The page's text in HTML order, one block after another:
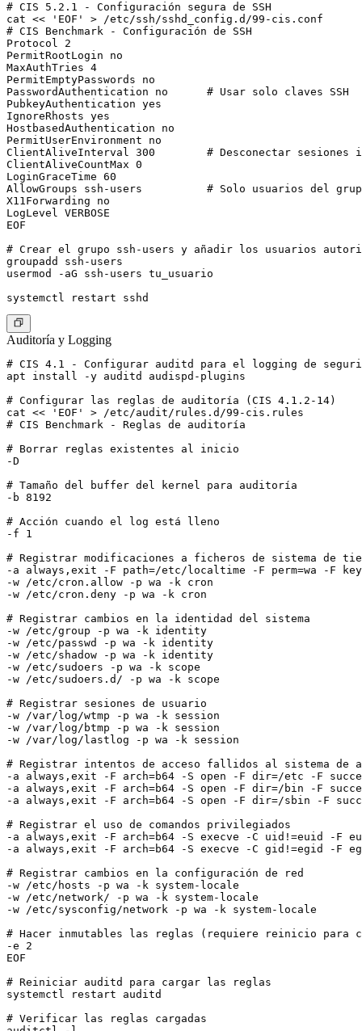
# CIS 5.2.1 - Configuración segura de SSH
cat << 'EOF' > /etc/ssh/sshd_config.d/99-cis.conf
# CIS Benchmark - Configuración de SSH
Protocol 2
PermitRootLogin no
MaxAuthTries 4
PermitEmptyPasswords no
PasswordAuthentication no      # Usar solo claves SSH
PubkeyAuthentication yes
IgnoreRhosts yes
HostbasedAuthentication no
PermitUserEnvironment no
ClientAliveInterval 300        # Desconectar sesiones
ClientAliveCountMax 0
LoginGraceTime 60
AllowGroups ssh-users          # Solo usuarios del
X11Forwarding no
LogLevel VERBOSE
EOF
# Crear el grupo ssh-users y añadir los usuarios
groupadd ssh-users
usermod -aG ssh-users tu_usuario
Auditoría y Logging
# CIS 4.1 - Configurar auditd para el logging de
apt install -y auditd audispd-plugins
# Configurar las reglas de auditoría (CIS 4.1.2-14)
cat << 'EOF' > /etc/audit/rules.d/99-cis.rules
# CIS Benchmark - Reglas de auditoría
# Borrar reglas existentes al inicio
-D
# Tamaño del buffer del kernel para auditoría
-b 8192
# Acción cuando el log está lleno
-f 1
# Registrar modificaciones a ficheros de sistema de
-a always,exit -F path=/etc/localtime -F perm=wa -F
-w /etc/cron.allow -p wa -k cron
-w /etc/cron.deny -p wa -k cron
# Registrar cambios en la identidad del sistema
-w /etc/group -p wa -k identity
-w /etc/passwd -p wa -k identity
-w /etc/shadow -p wa -k identity
-w /etc/sudoers -p wa -k scope
-w /etc/sudoers.d/ -p wa -k scope
# Registrar sesiones de usuario
-w /var/log/wtmp -p wa -k session
-w /var/log/btmp -p wa -k session
-w /var/log/lastlog -p wa -k session
# Registrar intentos de acceso fallidos al sistema de
-a always,exit -F arch=b64 -S open -F dir=/etc -F
-a always,exit -F arch=b64 -S open -F dir=/bin -F
-a always,exit -F arch=b64 -S open -F dir=/sbin -F
# Registrar el uso de comandos privilegiados
-a always,exit -F arch=b64 -S execve -C uid!=euid -F
-a always,exit -F arch=b64 -S execve -C gid!=egid -F
# Registrar cambios en la configuración de red
-w /etc/hosts -p wa -k system-locale
-w /etc/network/ -p wa -k system-locale
-w /etc/sysconfig/network -p wa -k system-locale
# Hacer inmutables las reglas (requiere reinicio para
-e 2
EOF
# Reiniciar auditd para cargar las reglas
systemctl restart auditd
# Verificar las reglas cargadas